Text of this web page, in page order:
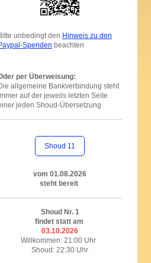
unbedingt den Hinweis zu den
Spenden beachten
per Überweisung:
allgemeine Bankverbindung steht
auf der jeweils letzten Seite
jeden Shoud-Übersetzung
Shoud 11
vom 01.08.2026
steht bereit
Shoud Nr. 1
findet statt am
03.10.2026
Willkommen: 21:00 Uhr
Shoud: 22:30 Uhr